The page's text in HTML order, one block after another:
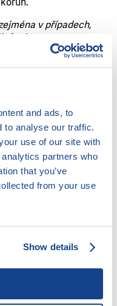
and ads, to
to analyse our traffic.
use of our site with
partners who
that you’ve
from your use
Show details
v případech,
provizí za
„
infobox). Bez obav
s výpovědní
při jejím dodržení
a musí ji
vstoupí